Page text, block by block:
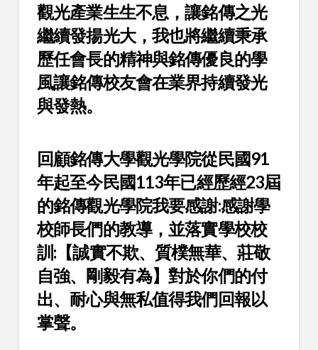
觀光產業生生不息，讓銘傳之光
繼續發揚光大，我也將繼續秉承
歷任會長的精神與銘傳優良的學
風讓銘傳校友會在業界持續發光
與發熱。
回顧銘傳大學觀光學院從民國91
年起至今民國113年已經歷經23屆
的銘傳觀光學院我要感謝:感謝學
校師長們的教導，並落實學校校
訓:【誠實不欺、質樸無華、莊敬
自強、剛毅有為】對於你們的付
出、耐心與無私值得我們回報以
掌聲。